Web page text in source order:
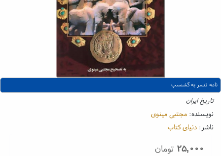
نامه تنسر به گشنسپ
تاریخ ایران
نویسنده: مجتبی مینوی
ناشر: دنیای کتاب
۲۵,۰۰۰ تومان